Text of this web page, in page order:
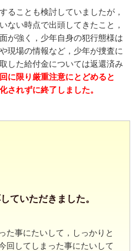
ることも検討していましたが，
ない時点で出頭してきたこと，
が強く，少年自身の犯行態様は
現場の情報など，少年が捜査に
した給付金については返還済み
に限り厳重注意にとどめると
されずに終了しました。
ていただきました。
事にたいして，しっかりと
回してしまった事にたいして